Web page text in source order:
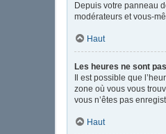
Depuis votre panneau
modérateurs et vous-
Haut
Les heures ne sont
Il est possible que
zone où vous vous
vous n’êtes pas
Haut